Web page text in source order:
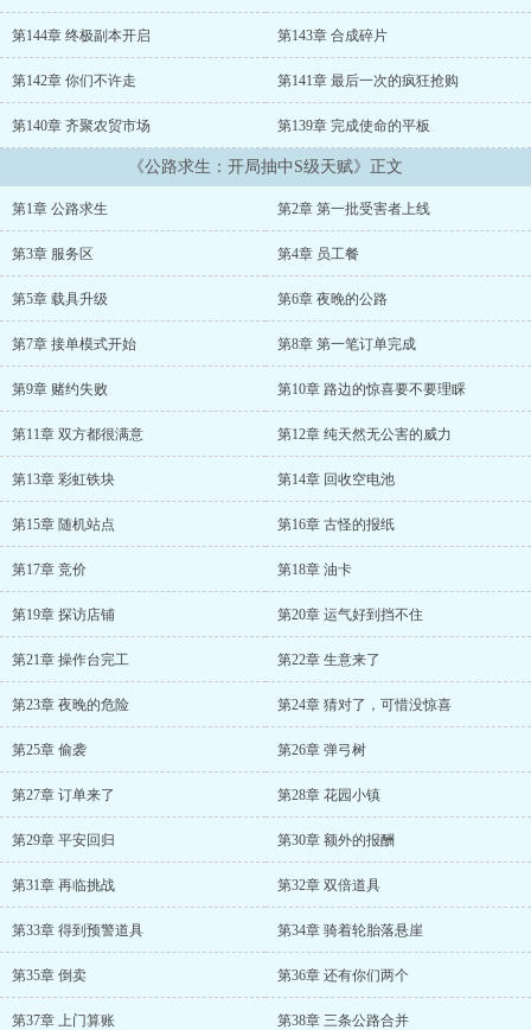
于抽到心心念念的‘改变任务’金手指。一条荒芜的公路，NPC拦路准
备抢劫，乔予只是更改一个字，抢劫者变被抢劫。服务区遭受无良小
矮人压榨，更改后他却反向被压榨。公路合并也不慌，手指一点，来
人骑着车胎直接冲出山崖。天灾、怪物、副本、求生，在这条充满危
机四伏的公路上，乔予却能平稳驾驶老头乐直冲尽头。.........
第144章 终极副本开启 第143章 合成碎片
第142章 你们不许走 第141章 最后一次的疯狂抢购
第140章 齐聚农贸市场 第139章 完成使命的平板
《公路求生：开局抽中S级天赋》正文
第1章 公路求生 第2章 第一批受害者上线
第3章 服务区 第4章 员工餐
第5章 载具升级 第6章 夜晚的公路
第7章 接单模式开始 第8章 第一笔订单完成
第9章 赌约失败 第10章 路边的惊喜要不要理睬
第11章 双方都很满意 第12章 纯天然无公害的威力
第13章 彩虹铁块 第14章 回收空电池
第15章 随机站点 第16章 古怪的报纸
第17章 竞价 第18章 油卡
第19章 探访店铺 第20章 运气好到挡不住
第21章 操作台完工 第22章 生意来了
第23章 夜晚的危险 第24章 猜对了，可惜没惊喜
第25章 偷袭 第26章 弹弓树
第27章 订单来了 第28章 花园小镇
第29章 平安回归 第30章 额外的报酬
第31章 再临挑战 第32章 双倍道具
第33章 得到预警道具 第34章 骑着轮胎落悬崖
第35章 倒卖 第36章 还有你们两个
第37章 上门算账 第38章 三条公路合并